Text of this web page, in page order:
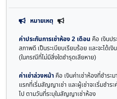
หมายเหตุ
ค่าประกันการเช่าห้อง 2 เดือน คือ เงินป
สภาพดี เป็นระเบียบเรียบร้อย และจะได้
(ในกรณีที่ไม่มีสิ่งใดชำรุดเสียหาย)
ค่าเช่าล่วงหน้า คือ เงินค่าเช่าห้องที่ชำร
แรกที่เริ่มสัญญาเช่า และผู้เช่าจะเริ่มชำร
ไป ตามวันที่ระบุในสัญญาเช่าห้อง